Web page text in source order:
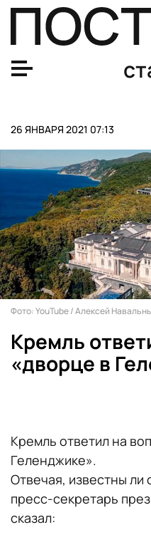
26 ЯНВАРЯ 2021 07:13
Фото: YouTube / Алексей
Кремль
«дворце в
Кремль ответил на
Геленджике».
Отвечая, известны ли
пресс-секретарь
сказал:
В Америке с помощью